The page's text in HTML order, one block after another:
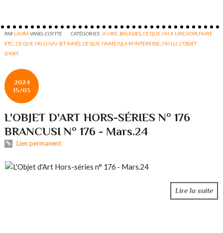
PARLAURAVANEL-COYTTE CATÉGORIES :A LIRE BALADES ,CE QUE J'AI A LIRE,VOIR,FAIRE
ETC. ,CE QUE J'AI LU,VU (ET AIMÉ) ,CE QUE J'AIME/QUI M'INTERESSE J'AI LU L'OBJET
D'ART
2024
15/03
L'OBJET D'ART HORS-SÉRIES N° 176
BRANCUSI N° 176 - Mars.24
Lien permanent
Lire la suite